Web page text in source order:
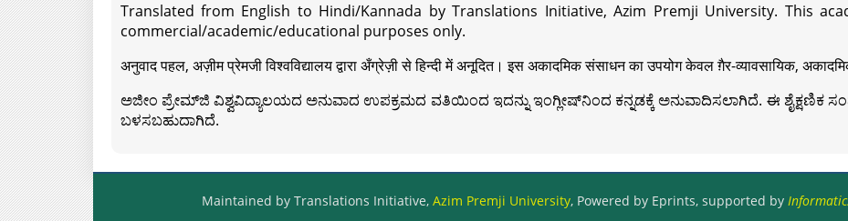
Translated from English to Hindi/Kannada by Translations Initiative, Azim Premji University. This
commercial/academic/educational purposes only.
अनुवाद पहल, अज़ीम प्रेमजी विश्वविद्यालय द्वारा अँग्रेज़ी से हिन्दी में अनूदित। इस अकादमिक संसाधन का उपयोग केवल ग़ैर-व्यावसायिक,
ಅಜೀಂ ಪ್ರೇಮ್‍ಜಿ ವಿಶ್ವವಿದ್ಯಾಲಯದ ಅನುವಾದ ಉಪಕ್ರಮದ ವತಿಯಿಂದ ಇದನ್ನು ಇಂಗ್ಲೀಷ್‍ನಿಂದ ಕನ್ನಡಕ್ಕೆ ಅನುವಾದಿಸಲಾಗಿದೆ. ಈ ಶೈಕ್ಷಣಿಕ
ಬಳಸಬಹುದಾಗಿದೆ.
Maintained by Translations Initiative, Azim Premji University, Powered by Eprints, supported by